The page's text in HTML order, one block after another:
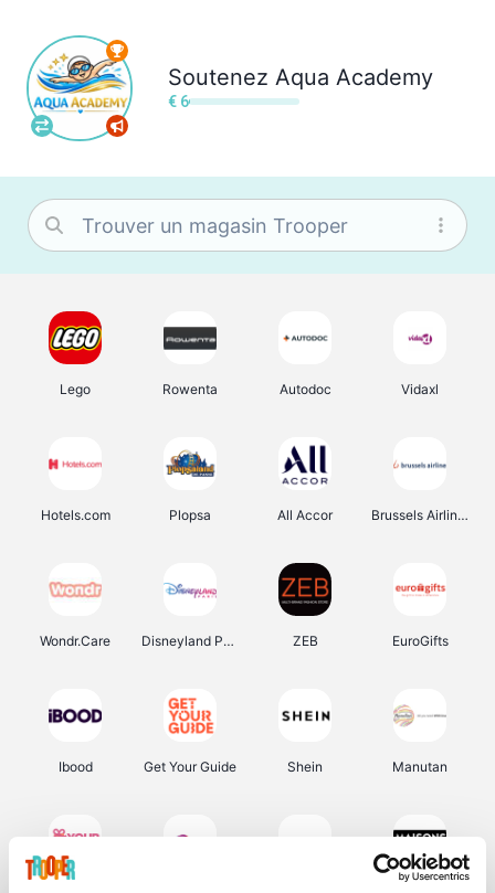
Soutenez Aqua Academy
€ 6
Lego Rowenta Autodoc Vidaxl
Hotels.com Plopsa All Accor Brussels Airlines
Wondr.Care Disneyland Paris ZEB EuroGifts
Ibood Get Your Guide Shein Manutan